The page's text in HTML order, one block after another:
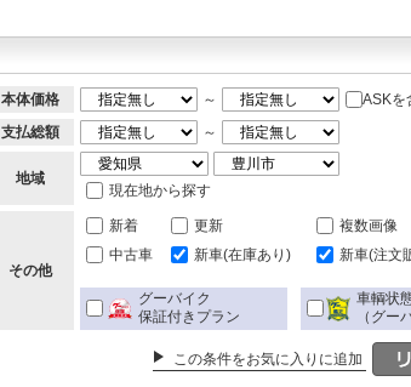
本体価格 ～
ASKを
支払総額
～
地域
現在地から探す
その他
新着 更新 複数画像
中古車
新車(在庫あり) 新車(注文
グーバイク
保証付きプラン
車輌状
（グー
この条件をお気に入りに追加